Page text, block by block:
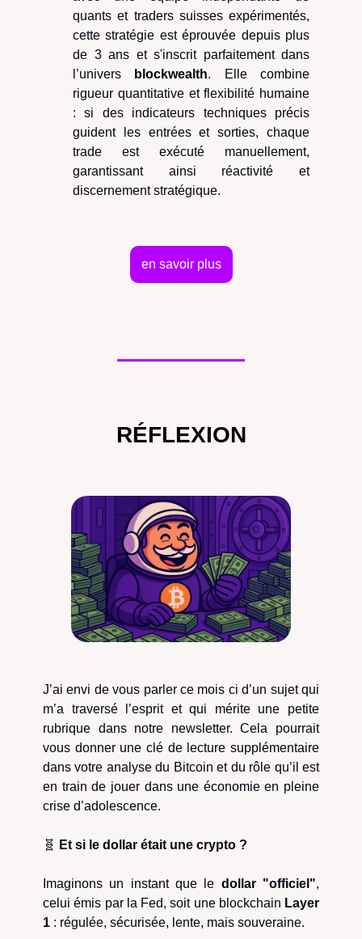
quants et traders suisses expérimentés,
cette stratégie est éprouvée depuis plus
de 3 ans et s'inscrit parfaitement dans
l’univers
blockwealth. Elle combine
rigueur quantitative et flexibilité humaine
: si des indicateurs techniques précis
guident les entrées et sorties, chaque
trade est exécuté manuellement,
garantissant ainsi réactivité et
discernement stratégique.
en savoir plus
RÉFLEXION
J’ai envi de vous parler ce mois ci d’un sujet qui
m’a traversé l’esprit et qui mérite une petite
rubrique dans notre newsletter. Cela pourrait
vous donner une clé de lecture supplémentaire
dans votre analyse du Bitcoin et du rôle qu’il est
en train de jouer dans une économie en pleine
crise d’adolescence.
🧬 Et si le dollar était une crypto ?
Imaginons un instant que le dollar "officiel",
celui émis par la Fed, soit une blockchain Layer
1 : régulée, sécurisée, lente, mais souveraine.